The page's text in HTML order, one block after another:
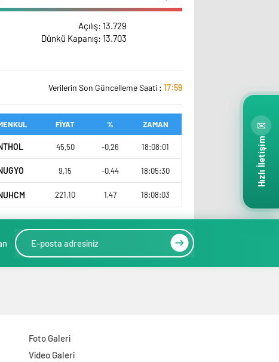
Açılış: 13.729
Dünkü Kapanış: 13.703
Verilerin Son Güncelleme Saati : 17:59
FİYAT % ZAMAN
45,50 -0,26 18:08:01
9,15 -0,44 18:05:30
221,10 1,47 18:08:03
Foto Galeri
Video Galeri
✉
Hızlı İletişim